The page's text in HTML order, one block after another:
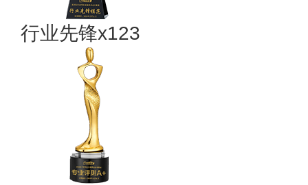
行业先锋x123